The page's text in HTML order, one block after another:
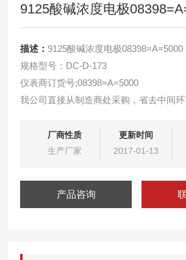
9125酸碱浓度电极
描述：9125酸碱浓度电极08398=A=5000
规格型号：DC-D-173
仪表商订货号;08398=A=5000
我公司直接从制造商处采购，省去中间环
厂商性质
生产厂家
更新时间
2017-01-13
产品咨询